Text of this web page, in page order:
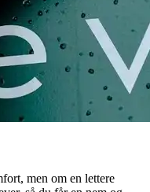
men om en lettere